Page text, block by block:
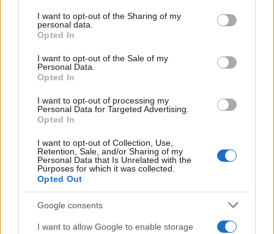
disclose it to other third parties.
Please note that this website/app uses one or more Google
services and may gather and store information including but
not limited to your visit or usage behaviour. You may click to
grant or deny consent to Google and its third-party tags to
consent section.
I want to opt-out of the Sharing of my
personal data.
Opted In
I want to opt-out of the Sale of my
Personal Data.
Opted In
I want to opt-out of processing my
Personal Data for Targeted Advertising.
Opted In
I want to opt-out of Collection, Use,
Retention, Sale, and/or Sharing of my
Personal Data that Is Unrelated with the
Purposes for which it was collected.
Opted Out
Google consents
I want to allow Google to enable storage
FRASI
Frasi celebri
Frasi da condividere
Poesie